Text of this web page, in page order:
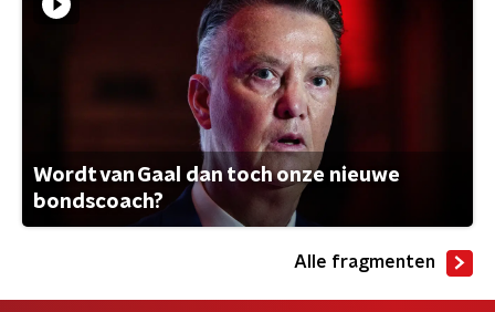
Wordt van Gaal dan toch onze nieuwe
bondscoach?
Alle fragmenten